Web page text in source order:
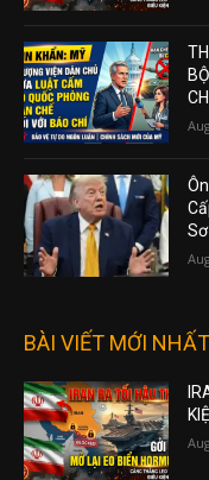
CHÍ
BÀI VIẾT MỚI NHẤT